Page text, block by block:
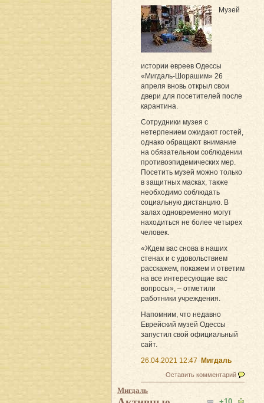
Музей
истории евреев Одессы
«Мигдаль-Шорашим» 26
апреля вновь открыл свои
двери для посетителей после
карантина.
Сотрудники музея с
нетерпением ожидают гостей,
однако обращают внимание
на обязательном соблюдении
противоэпидемических мер.
Посетить музей можно только
в защитных масках, также
необходимо соблюдать
социальную дистанцию. В
залах одновременно могут
находиться не более четырех
человек.
«Ждем вас снова в наших
стенах и с удовольствием
расскажем, покажем и ответим
на все интересующие вас
вопросы», – отметили
работники учреждения.
Напомним, что недавно
Еврейский музей Одессы
запустил свой официальный
сайт.
26.04.2021 12:47
Мигдаль
Оставить комментарий
Мигдаль